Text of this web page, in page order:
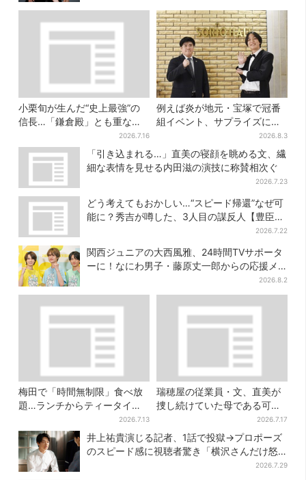
小栗旬が生んだ“史上最強”の
信長…「鎌倉殿」とも重な
る、にじむ悲しみが“名人
芸”【豊臣兄弟】
2026.7.16
例えば炎が地元・宝塚で冠番
組イベント、サプライズに会
場騒然「まさか本人が出てく
るとは…」
2026.8.3
「引き込まれる…」直美の寝顔を眺める文、繊
細な表情を見せる内田滋の演技に称賛相次ぐ
2026.7.23
どう考えてもおかしい…“スピード帰還”なぜ可
能に？秀吉が噂した、3人目の謀反人【豊臣兄
2026.7.22
関西ジュニアの大西風雅、24時間TVサポータ
ーに！なにわ男子・藤原丈一郎からの応援メ
2026.8.2
梅田で「時間無制限」食べ放
題…ランチからティータイム
までノンストップで約60種を
満喫
2026.7.13
瑞穂屋の従業員・文、直美が
捜し続けていた母である可能
性が浮上？ SNS驚き「灯台下
暗しすぎる」
2026.7.17
井上祐貴演じる記者、1話で投獄→プロポーズ
のスピード感に視聴者驚き「横沢さんだけ怒
2026.7.29